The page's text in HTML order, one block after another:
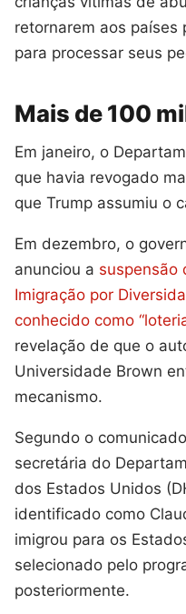
retornarem aos países
para processar seus
Mais de 100
Em janeiro, o
que havia revogado
que Trump assumiu o
Em dezembro, o
anunciou a suspensão
Imigração por
conhecido como
revelação de que o
Universidade Brown
mecanismo.
Segundo o
secretária do
dos Estados Unidos
identificado como
imigrou para os
selecionado pelo
posteriormente.